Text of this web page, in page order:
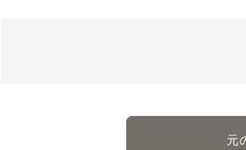
元